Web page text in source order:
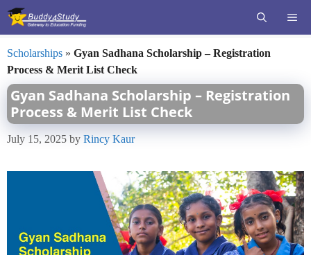
Skip
Scholarships » Gyan Sadhana Scholarship – Registration
Process & Merit List Check
Gyan Sadhana Scholarship – Registration
Process & Merit List Check
July 15, 2025 by Rincy Kaur